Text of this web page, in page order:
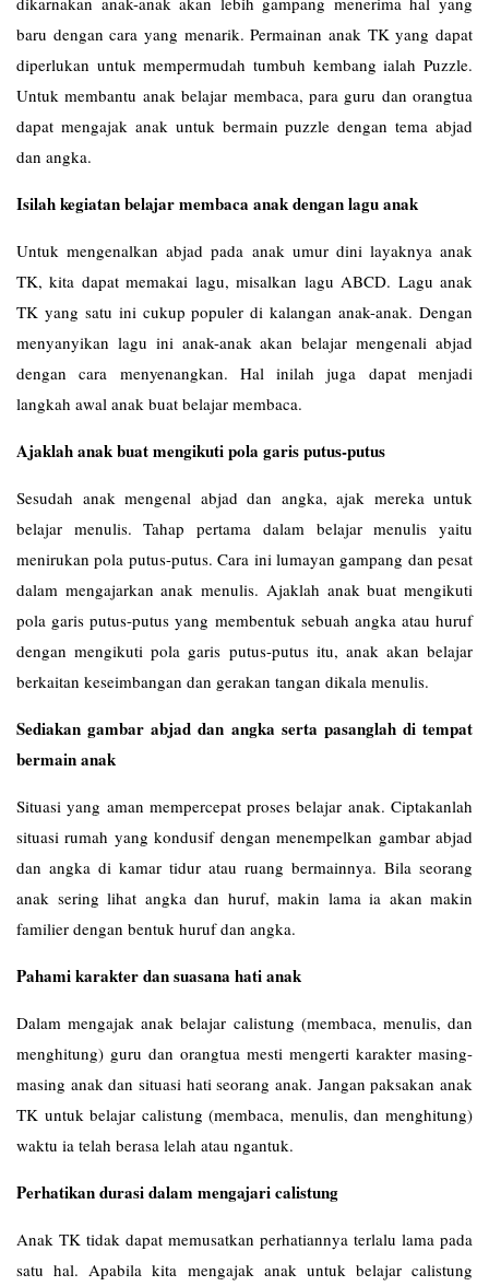
baru dengan cara yang menarik. Permainan anak TK yang dapat
diperlukan untuk mempermudah tumbuh kembang ialah Puzzle.
Untuk membantu anak belajar membaca, para guru dan orangtua
dapat mengajak anak untuk bermain puzzle dengan tema abjad
dan angka.
Isilah kegiatan belajar membaca anak dengan lagu anak
Untuk mengenalkan abjad pada anak umur dini layaknya anak
TK, kita dapat memakai lagu, misalkan lagu ABCD. Lagu anak
TK yang satu ini cukup populer di kalangan anak-anak. Dengan
menyanyikan lagu ini anak-anak akan belajar mengenali abjad
dengan cara menyenangkan. Hal inilah juga dapat menjadi
langkah awal anak buat belajar membaca.
Ajaklah anak buat mengikuti pola garis putus-putus
Sesudah anak mengenal abjad dan angka, ajak mereka untuk
belajar menulis. Tahap pertama dalam belajar menulis yaitu
menirukan pola putus-putus. Cara ini lumayan gampang dan pesat
dalam mengajarkan anak menulis. Ajaklah anak buat mengikuti
pola garis putus-putus yang membentuk sebuah angka atau huruf
dengan mengikuti pola garis putus-putus itu, anak akan belajar
berkaitan keseimbangan dan gerakan tangan dikala menulis.
Sediakan gambar abjad dan angka serta pasanglah di tempat
bermain anak
Situasi yang aman mempercepat proses belajar anak. Ciptakanlah
situasi rumah yang kondusif dengan menempelkan gambar abjad
dan angka di kamar tidur atau ruang bermainnya. Bila seorang
anak sering lihat angka dan huruf, makin lama ia akan makin
familier dengan bentuk huruf dan angka.
Pahami karakter dan suasana hati anak
Dalam mengajak anak belajar calistung (membaca, menulis, dan
menghitung) guru dan orangtua mesti mengerti karakter masing-
masing anak dan situasi hati seorang anak. Jangan paksakan anak
TK untuk belajar calistung (membaca, menulis, dan menghitung)
waktu ia telah berasa lelah atau ngantuk.
Perhatikan durasi dalam mengajari calistung
Anak TK tidak dapat memusatkan perhatiannya terlalu lama pada
satu hal. Apabila kita mengajak anak untuk belajar calistung